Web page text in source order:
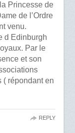
Princesse de
de l’Ordre
venu.
d Edinburgh
Par le
et son
( répondant en
REPLY